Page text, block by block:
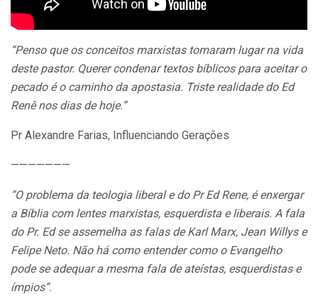
“Penso que os conceitos marxistas tomaram lugar na vida
deste pastor. Querer condenar textos bíblicos para aceitar o
pecado é o caminho da apostasia. Triste realidade do Ed
Renê nos dias de hoje.”
Pr Alexandre Farias, Influenciando Gerações
———————
“O problema da teologia liberal e do Pr Ed Rene, é enxergar
a Bíblia com lentes marxistas, esquerdista e liberais. A fala
do Pr. Ed se assemelha as falas de Karl Marx, Jean Willys e
Felipe Neto. Não há como entender como o Evangelho
pode se adequar a mesma fala de ateístas, esquerdistas e
ímpios”.